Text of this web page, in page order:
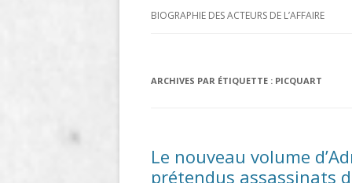
ARCHIVES
ICONOTHÈQUE
PARLEMENTAIRES FRANÇAIS
1889 À 1940 DE JEAN JOLLY EN
BIOGRAPHIE DES ACTEURS DE L’AFFAIRE
DREYFUS
ARCHIVES PAR ÉTIQUETTE : PICQUART
Le nouveau volume
prétendus assassinats